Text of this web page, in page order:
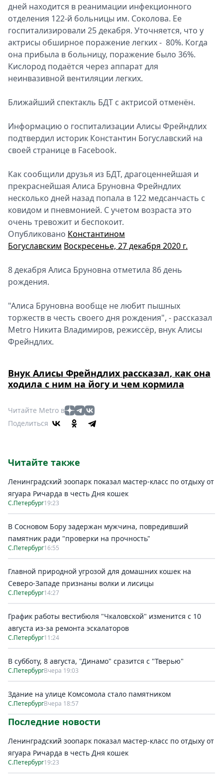
дней находится в реанимации инфекционного
отделения 122-й больницы им. Соколова. Ее
госпитализировали 25 декабря. Уточняется, что у
актрисы обширное поражение легких - 80%. Когда
она прибыла в больницу, поражение было 36%.
Кислород подаётся через аппарат для
неинвазивной вентиляции легких.
Ближайший спектакль БДТ с актрисой отменён.
Информацию о госпитализации Алисы Фрейндлих
подтвердил историк Константин Богуславский на
своей странице в Facebook.
Как сообщили друзья из БДТ, драгоценнейшая и
прекраснейшая Алиса Бруновна Фрейндлих
несколько дней назад попала в 122 медсанчасть с
ковидом и пневмонией. С учетом возраста это
очень тревожит и беспокоит.
Опубликовано Константином
Богуславским Воскресенье, 27 декабря 2020 г.
8 декабря Алиса Бруновна отметила 86 день
рождения.
"Алиса Бруновна вообще не любит пышных
торжеств в честь своего дня рождения", - рассказал
Metro Никита Владимиров, режиссёр, внук Алисы
Фрейндлих.
Внук Алисы Фрейндлих рассказал, как она
ходила с ним на йогу и чем кормила
Читайте Metro в
Поделиться
Читайте также
Ленинградский зоопарк показал мастер-класс по отдыху от
ягуара Ричарда в честь Дня кошек
С.Петербург19:23
В Сосновом Бору задержан мужчина, повредивший
памятник ради "проверки на прочность"
С.Петербург16:55
Главной природной угрозой для домашних кошек на
Северо-Западе признаны волки и лисицы
С.Петербург14:27
График работы вестибюля "Чкаловской" изменится с 10
августа из-за ремонта эскалаторов
С.Петербург11:24
В субботу, 8 августа, "Динамо" сразится с "Тверью"
С.ПетербургВчера 19:03
Здание на улице Комсомола стало памятником
С.ПетербургВчера 18:57
Последние новости
Ленинградский зоопарк показал мастер-класс по отдыху от
ягуара Ричарда в честь Дня кошек
С.Петербург19:23